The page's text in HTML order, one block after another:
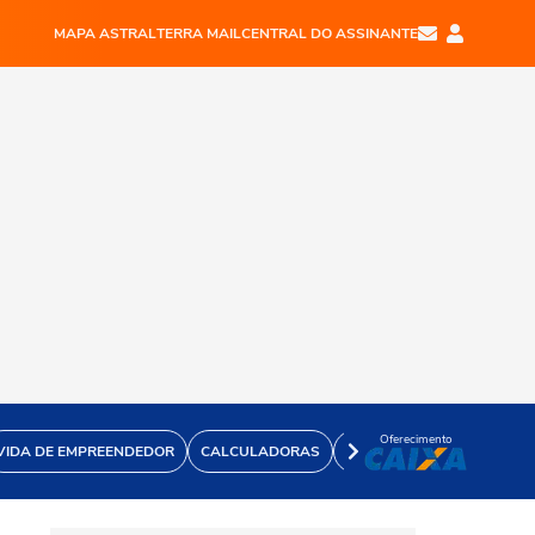
MAPA ASTRALTERRA MAILCENTRAL DO ASSINANTE
DE EMPREENDEDOR CALCULADORAS VÍDEOS
Oferecimento